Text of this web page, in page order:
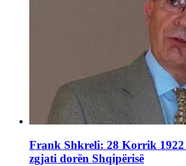
Frank Shkreli: 28 Korrik
zgjati dorën Shqipërisë